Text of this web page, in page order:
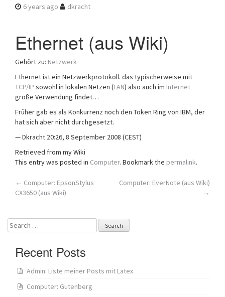
6 years ago dkracht
Ethernet (aus Wiki)
Gehört zu: Netzwerk
Ethernet ist ein Netzwerkprotokoll. das typischerweise mit
TCP/IP sowohl in lokalen Netzen (LAN) also auch im Internet
große Verwendung findet…
Früher gab es als Konkurrenz noch den Token Ring von IBM, der
hat sich aber nicht durchgesetzt.
— Dkracht 20:26, 8 September 2008 (CEST)
Retrieved from my Wiki
This entry was posted in Computer. Bookmark the permalink.
Post
← Computer: EpsonStylus
CX3650 (aus Wiki)
Computer: EverNote (aus Wiki)
→
Search
for:
Recent Posts
Admin: Liste meiner Posts mit Latex
Computer: Gutenberg